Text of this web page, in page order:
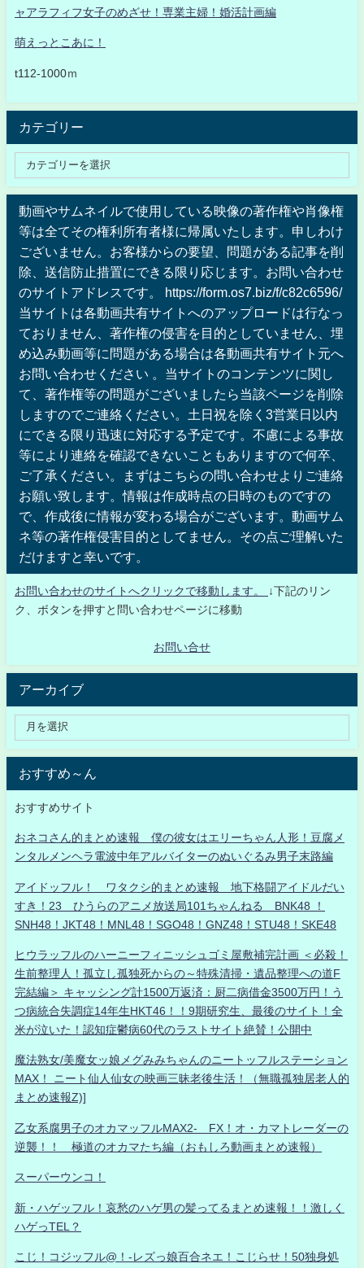
ャアラフィフ女子のめざせ！専業主婦！婚活計画編
萌えっとこあに！
t112-1000ｍ
カテゴリー
動画やサムネイルで使用している映像の著作権や肖像権
等は全てその権利所有者様に帰属いたします。申しわけ
ございません。お客様からの要望、問題がある記事を削
除、送信防止措置にできる限り応じます。お問い合わせ
のサイトアドレスです。 https://form.os7.biz/f/c82c6596/
当サイトは各動画共有サイトへのアップロードは行なっ
ておりません、著作権の侵害を目的としていません、埋
め込み動画等に問題がある場合は各動画共有サイト元へ
お問い合わせください 。当サイトのコンテンツに関し
て、著作権等の問題がございましたら当該ページを削除
しますのでご連絡ください。土日祝を除く3営業日以内
にできる限り迅速に対応する予定です。不慮による事故
等により連絡を確認できないこともありますので何卒、
ご了承ください。まずはこちらの問い合わせよりご連絡
お願い致します。情報は作成時点の日時のものですの
で、作成後に情報が変わる場合がございます。動画サム
ネ等の著作権侵害目的としてません。その点ご理解いた
だけますと幸いです。
お問い合わせのサイトへクリックで移動します。
↓下記のリン
ク、ボタンを押すと問い合わせページに移動
お問い合せ
アーカイブ
おすすめ～ん
おすすめサイト
おネコさん的まとめ速報 僕の彼女はエリーちゃん人形！豆腐メ
ンタルメンヘラ電波中年アルバイターのぬいぐるみ男子末路編
アイドッフル！ ワタクシ的まとめ速報 地下格闘アイドルだい
すき！23 ひうらのアニメ放送局101ちゃんねる BNK48 ！
SNH48！JKT48！MNL48！SGO48！GNZ48！STU48！SKE48
ヒウラッフルのハーニーフィニッシュゴミ屋敷補完計画 ＜必殺！
生前整理人！孤立し孤独死からの～特殊清掃・遺品整理への道F
完結編＞ キャッシング計1500万返済：厨二病借金3500万円！う
つ病統合失調症14年生HKT46！！9期研究生、最後のサイト！全
米が泣いた！認知症鬱病60代のラストサイト絶賛！公開中
魔法熟女/美魔女ッ娘メグみみちゃんのニートッフルステーション
MAX！ ニート仙人仙女の映画三昧老後生活！（無職孤独居老人的
まとめ速報Z)]
乙女系腐男子のオカマッフルMAX2- FX！オ・カマトレーダーの
逆襲！！ 極道のオカマたち編（おもしろ動画まとめ速報）
スーパーウンコ！
新・ハゲッフル！哀愁のハゲ男の髪ってるまとめ速報！！激しく
ハゲっTEL？
こじ！コジッフル@！-レズっ娘百合ネエ！こじらせ！50独身処